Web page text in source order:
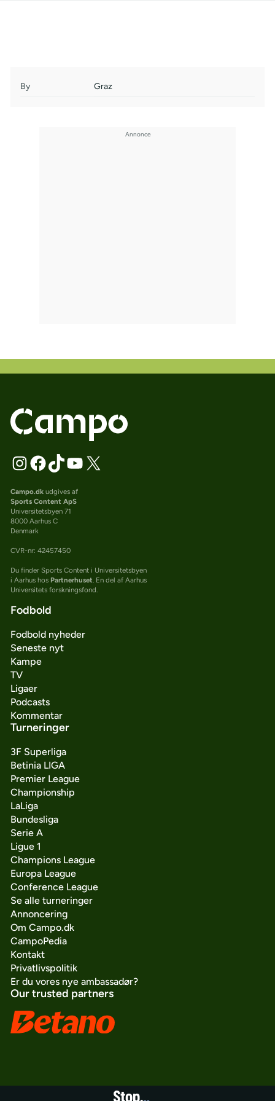
By Graz
Campo.dkudgives af
Sports Content ApS
Universitetsbyen 71
8000 Aarhus C
Denmark
CVR-nr: 42457450
Du finder Sports Content i Universitetsbyen
i Aarhus hos Partnerhuset. En del af Aarhus
Universitets forskningsfond.
Fodbold
Fodbold nyheder
Seneste nyt
Kampe
TV
Ligaer
Podcasts
Kommentar
Turneringer
3F Superliga
Betinia LIGA
Premier League
Championship
LaLiga
Bundesliga
Serie A
Ligue 1
Champions League
Europa League
Conference League
Se alle turneringer
Annoncering
Om Campo.dk
CampoPedia
Kontakt
Privatlivspolitik
Er du vores nye ambassadør?
Our trusted partners